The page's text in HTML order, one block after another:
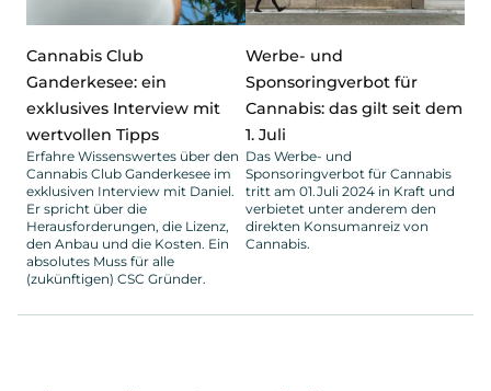
Cannabis Club
Ganderkesee: ein
exklusives Interview mit
wertvollen Tipps
Erfahre Wissenswertes über den
Cannabis Club Ganderkesee im
exklusiven Interview mit Daniel.
Er spricht über die
Herausforderungen, die Lizenz,
den Anbau und die Kosten. Ein
absolutes Muss für alle
(zukünftigen) CSC Gründer.
Werbe- und
Sponsoringverbot für
Cannabis: das gilt seit dem
1. Juli
Das Werbe- und
Sponsoringverbot für Cannabis
tritt am 01.Juli 2024 in Kraft und
verbietet unter anderem den
direkten Konsumanreiz von
Cannabis.